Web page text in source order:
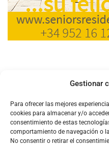
Gestionar
Para ofrecer las mejores
cookies para almacenar y/o
consentimiento de estas
comportamiento de navegación o
No consentir o retirar el